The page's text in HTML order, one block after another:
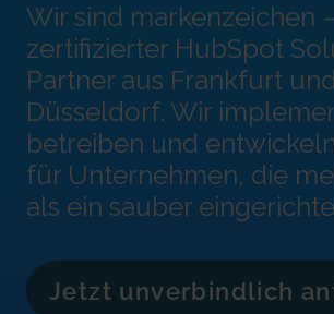
Wir sind markenzeichen
zertifizierter HubSpot
Partner aus Frankfurt
Düsseldorf. Wir
betreiben und
für Unternehmen, die
als ein sauber
Jetzt unverbindlich